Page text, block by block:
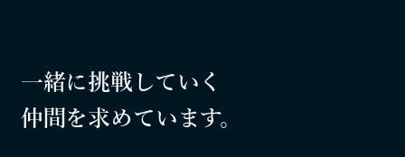
一緒に挑戦していく
仲間を求めています。